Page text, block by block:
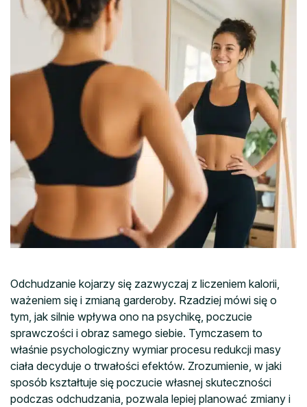
Odchudzanie kojarzy się zazwyczaj z liczeniem kalorii,
ważeniem się i zmianą garderoby. Rzadziej mówi się o
tym, jak silnie wpływa ono na psychikę, poczucie
sprawczości i obraz samego siebie. Tymczasem to
właśnie psychologiczny wymiar procesu redukcji masy
ciała decyduje o trwałości efektów. Zrozumienie, w jaki
sposób kształtuje się poczucie własnej skuteczności
podczas odchudzania, pozwala lepiej planować zmiany i